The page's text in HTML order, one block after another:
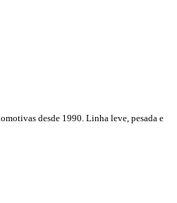
desde 1990. Linha leve, pesada e